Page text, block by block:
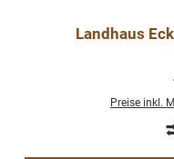
Landhaus
Preise inkl.